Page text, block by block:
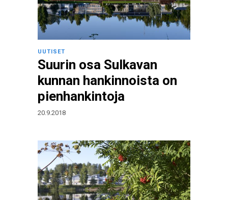
UUTISET
Suurin osa Sulkavan
kunnan hankinnoista on
pienhankintoja
20.9.2018